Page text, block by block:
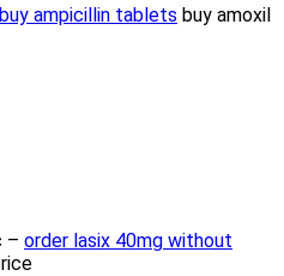
buy ampicillin tablets buy amoxil
– order lasix 40mg without